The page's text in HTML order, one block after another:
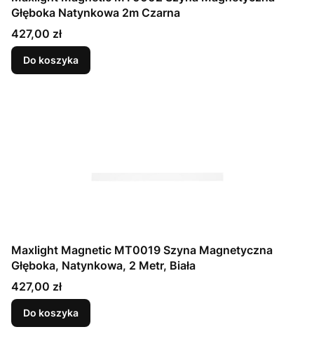
Głęboka Natynkowa 2m Czarna
Cena
427,00 zł
Do koszyka
Maxlight Magnetic MT0019 Szyna Magnetyczna
Głęboka, Natynkowa, 2 Metr, Biała
Cena
427,00 zł
Do koszyka